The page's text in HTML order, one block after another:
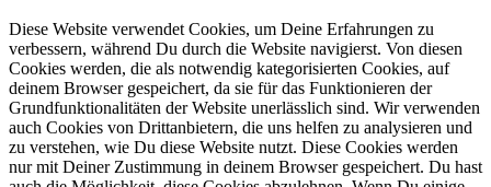
Diese Website verwendet Cookies, um Deine Erfahrungen zu
verbessern, während Du durch die Website navigierst. Von diesen
Cookies werden, die als notwendig kategorisierten Cookies, auf
deinem Browser gespeichert, da sie für das Funktionieren der
Grundfunktionalitäten der Website unerlässlich sind. Wir verwenden
auch Cookies von Drittanbietern, die uns helfen zu analysieren und
zu verstehen, wie Du diese Website nutzt. Diese Cookies werden
nur mit Deiner Zustimmung in deinem Browser gespeichert. Du hast